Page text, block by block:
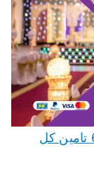
تأجير قاعات للمناسبات بنيدر 66875552 تامين كل